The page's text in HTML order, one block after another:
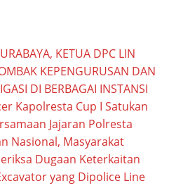
KETUA DPC LIN
KEPENGURUSAN DAN
DI BERBAGAI INSTANSI
Kapolresta Cup I Satukan
Jajaran Polresta
Nasional, Masyarakat
Dugaan Keterkaitan
yang Dipolice Line